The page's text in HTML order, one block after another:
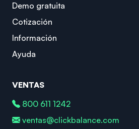
Demo gratuita
Cotización
Información
Ayuda
VENTAS
800 611 1242
ventas@clickbalance.com